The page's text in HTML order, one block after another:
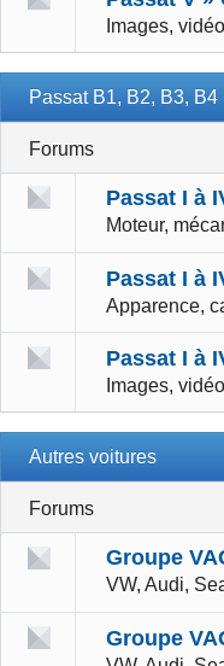
Images,
Passat B1, B2, B3,
Forums
Passat I à
Moteur,
Passat I à
Apparence,
Passat I à
Images,
Autres voitures
Forums
Groupe
VW, Audi,
Groupe